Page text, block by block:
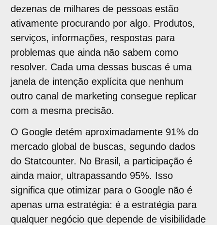
dezenas de milhares de pessoas estão
ativamente procurando por algo. Produtos,
serviços, informações, respostas para
problemas que ainda não sabem como
resolver. Cada uma dessas buscas é uma
janela de intenção explícita que nenhum
outro canal de marketing consegue replicar
com a mesma precisão.
O Google detém aproximadamente 91% do
mercado global de buscas, segundo dados
do Statcounter. No Brasil, a participação é
ainda maior, ultrapassando 95%. Isso
significa que otimizar para o Google não é
apenas uma estratégia: é a estratégia para
qualquer negócio que depende de visibilidade